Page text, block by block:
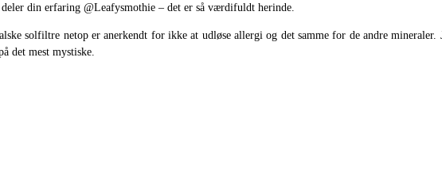
din erfaring @Leafysmothie – det er så værdifuldt herinde.
solfiltre netop er anerkendt for ikke at udløse allergi og det samme for de andre mineraler.
det mest mystiske.